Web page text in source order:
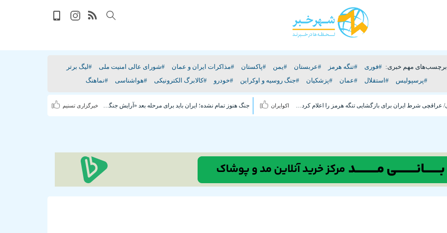
برچسب‌های مهم خبری: #فوری #تنگه هرمز #عربستان #یمن #پاکستان #مذاکرات ایران و عمان #شورای عالی امنیت ملی
#لیگ برتر
#پرسپولیس
#استقلال #عمان #پزشکیان #جنگ روسیه و اوکراین #خودرو #کالابرگ الکترونیکی #هواشناسی #نماهنگ
اکوایران فوری/ عراقچی شرط ایران برای بازگشایی تنگه هرمز را اعلام کرد+ جزئیات خبرگزاری تسنیم جنگ هنوز تمام نشده؛ ایران باید برای مرحله بعد «آرایش جنگی» بگیرد